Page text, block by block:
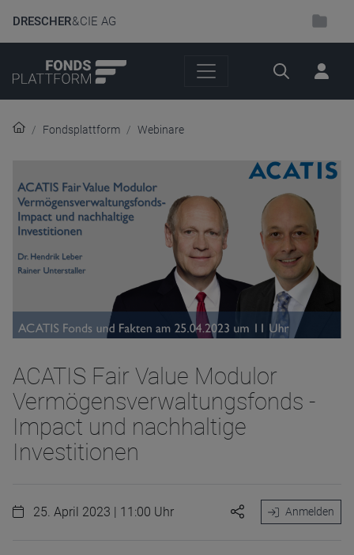
DRESCHER& CIE AG
Suche
Fondsplattform Webinare
ACATIS Fair Value Modulor
Vermögensverwaltungsfonds -
Impact und nachhaltige
Investitionen
25. April 2023 | 11:00 Uhr Anmelden